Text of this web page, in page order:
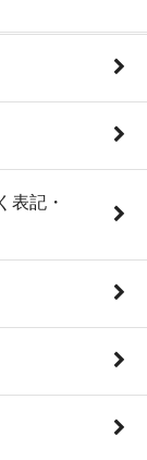
表記・